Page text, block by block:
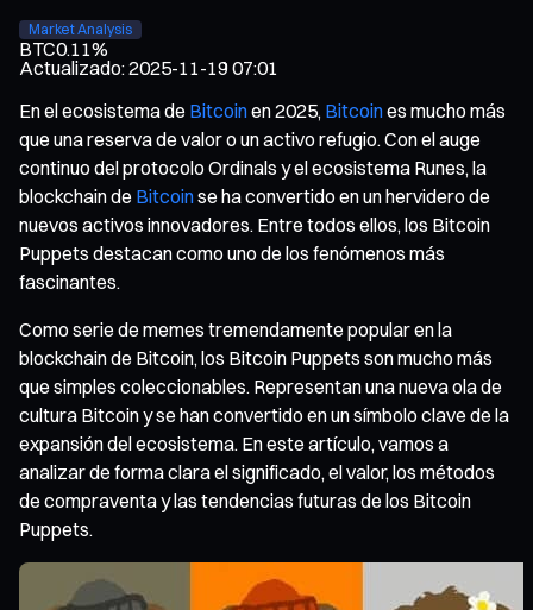
Market Analysis
BTC0.11%
Actualizado:2025-11-19 07:01
En el ecosistema de Bitcoinen 2025, Bitcoines mucho más
que una reserva de valor o un activo refugio. Con el auge
continuo del protocolo Ordinals y el ecosistema Runes, la
blockchain de Bitcoinse ha convertido en un hervidero de
nuevos activos innovadores. Entre todos ellos, los Bitcoin
Puppets destacan como uno de los fenómenos más
fascinantes.
Como serie de memes tremendamente popular en la
blockchain de Bitcoin, los Bitcoin Puppets son mucho más
que simples coleccionables. Representan una nueva ola de
cultura Bitcoin y se han convertido en un símbolo clave de la
expansión del ecosistema. En este artículo, vamos a
analizar de forma clara el significado, el valor, los métodos
de compraventa y las tendencias futuras de los Bitcoin
Puppets.